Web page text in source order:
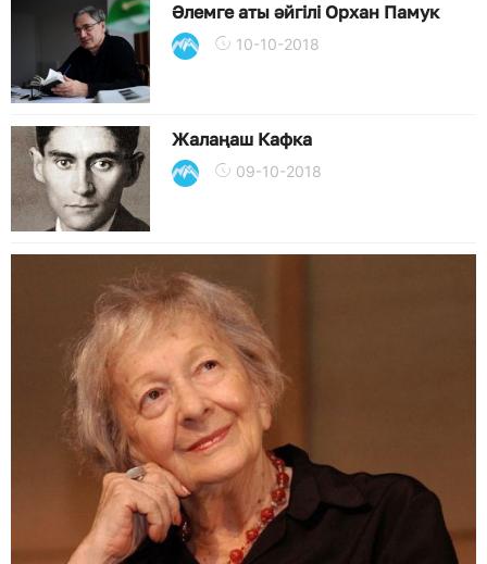
Әлемге аты әйгілі Орхан Памук
10-10-2018
Жалаңаш Кафка
09-10-2018